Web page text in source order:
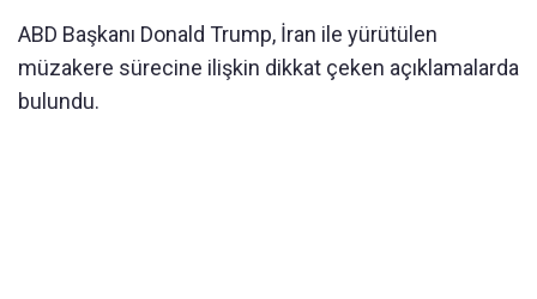
ABD Başkanı Donald Trump, İran ile yürütülen
müzakere sürecine ilişkin dikkat çeken açıklamalarda
bulundu.